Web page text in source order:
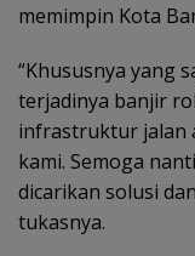
memimpin Kota
“Khususnya yang
terjadinya banjir
infrastruktur jalan
kami. Semoga
dicarikan solusi
tukasnya.